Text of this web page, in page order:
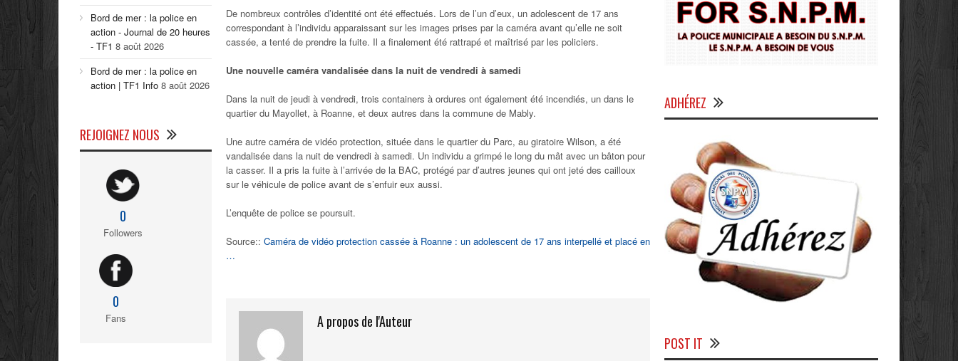
De nombreux contrôles d’identité ont été effectués. Lors de l’un d’eux, un adolescent de 17 ans
correspondant à l’individu apparaissant sur les images prises par la caméra avant qu’elle ne soit
cassée, a tenté de prendre la fuite. Il a finalement été rattrapé et maîtrisé par les policiers.
Une nouvelle caméra vandalisée dans la nuit de vendredi à samedi
Dans la nuit de jeudi à vendredi, trois containers à ordures ont également été incendiés, un dans le
quartier du Mayollet, à Roanne, et deux autres dans la commune de Mably.
Une autre caméra de vidéo protection, située dans le quartier du Parc, au giratoire Wilson, a été
vandalisée dans la nuit de vendredi à samedi. Un individu a grimpé le long du mât avec un bâton pour
la casser. Il a pris la fuite à l’arrivée de la BAC, protégé par d’autres jeunes qui ont jeté des cailloux
sur le véhicule de police avant de s’enfuir eux aussi.
L’enquête de police se poursuit.
Source:: Caméra de vidéo protection cassée à Roanne : un adolescent de 17 ans interpellé et placé en
…
A propos de l'Auteur
Bord de mer : la police en
action - Journal de 20 heures
- TF1 8 août 2026
Bord de mer : la police en
action | TF1 Info 8 août 2026
REJOIGNEZ NOUS
0
Followers
0
Fans
ADHÉREZ
POST IT